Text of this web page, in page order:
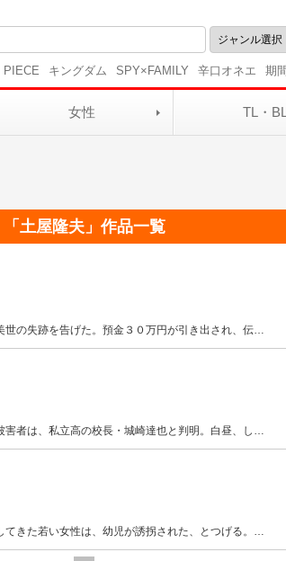
PIECE キングダム SPY×FAMILY 辛口オネエ 期
女性 TL・
「 土屋隆夫」作品一覧
の失跡を告げた。預金３０万円が引き出され、伝…
者は、私立高の校長・城崎達也と判明。白昼、し …
きた若い女性は、幼児が誘拐された、とつげる。 …